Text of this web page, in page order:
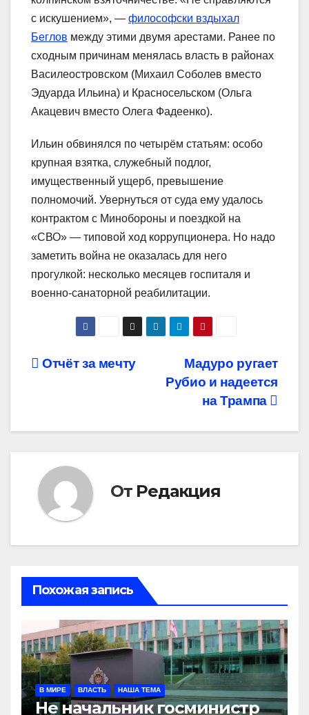
с искушением», — философски вздыхал
Беглов между этими двумя арестами. Ранее по
сходным причинам менялась власть в районах
Василеостровском (Михаил Соболев вместо
Эдуарда Ильина) и Красносельском (Ольга
Акацевич вместо Олега Фадеенко).
Ильин обвинялся по четырём статьям: особо
крупная взятка, служебный подлог,
имущественный ущерб, превышение
полномочий. Увернуться от суда ему удалось
контрактом с Минобороны и поездкой на
«СВО» — типовой ход коррупционера. Но надо
заметить война не оказалась для него
прогулкой: несколько месяцев госпиталя и
военно-санаторной реабилитации.
Навигация
записям
Мадуро ругает
Рубио и надеется
на Трампа
Отчёт за мечту
От Редакция
Похожая запись
В МИРЕ ВЛАСТЬ НАША ТЕМА
Не начальник госминистр